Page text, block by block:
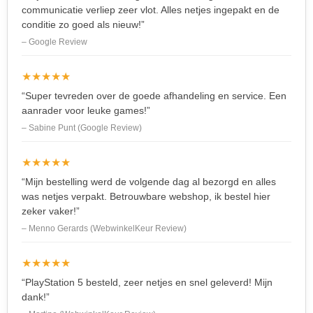
communicatie verliep zeer vlot. Alles netjes ingepakt en de
conditie zo goed als nieuw!”
– Google Review
★★★★★
“Super tevreden over de goede afhandeling en service. Een
aanrader voor leuke games!”
– Sabine Punt (Google Review)
★★★★★
“Mijn bestelling werd de volgende dag al bezorgd en alles
was netjes verpakt. Betrouwbare webshop, ik bestel hier
zeker vaker!”
– Menno Gerards (WebwinkelKeur Review)
★★★★★
“PlayStation 5 besteld, zeer netjes en snel geleverd! Mijn
dank!”